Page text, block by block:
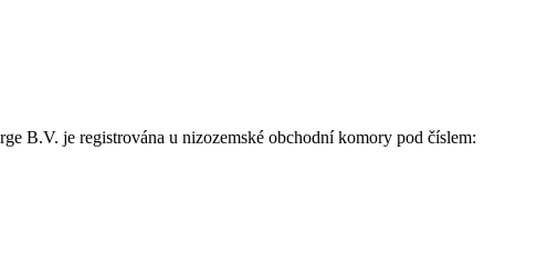
B.V. je registrována u nizozemské obchodní komory pod číslem: